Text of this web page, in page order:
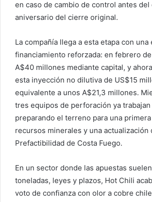
en caso de cambio de control antes del
aniversario del cierre original.
La compañía llega a esta etapa con una
financiamiento reforzada: en febrero
A$40 millones mediante capital, y
esta inyección no dilutiva de US$15
equivalente a unos A$21,3 millones.
tres equipos de perforación ya trabajan
preparando el terreno para una
recursos minerales y una actualización
Prefactibilidad de Costa Fuego.
En un sector donde las apuestas
toneladas, leyes y plazos, Hot Chili
voto de confianza con olor a cobre